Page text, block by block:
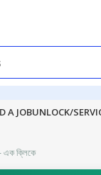
A JOBUNLOCK/
ক্লিকে